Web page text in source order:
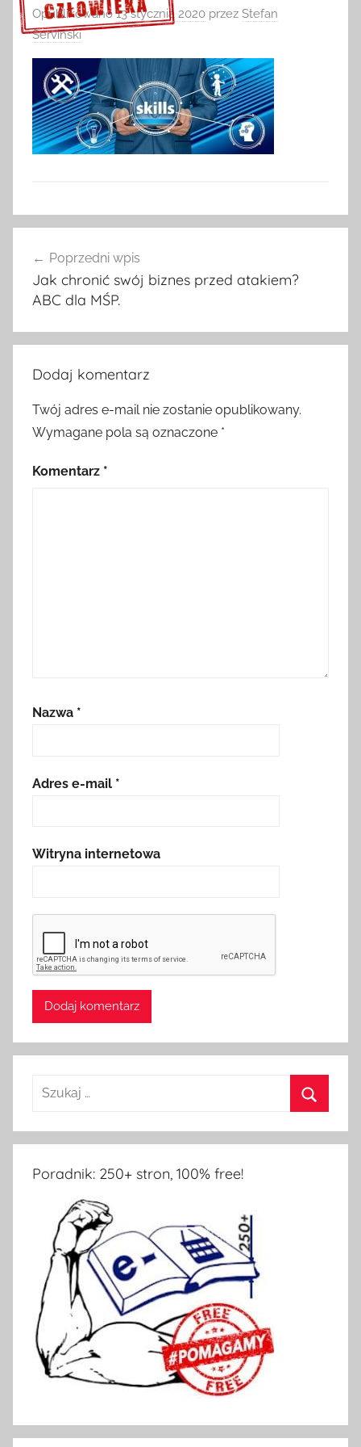
Sprawdź szczegóły >>>
Opublikowano13 stycznia 2020 przez Stefan
Serviński
wpisu
Poprzedni wpis
Jak chronić swój biznes przed atakiem?
ABC dla MŚP.
Dodaj komentarz
Twój adres e-mail nie zostanie opublikowany.
Wymagane pola są oznaczone *
Komentarz *
Nazwa *
Adres e-mail *
Witryna internetowa
Poradnik: 250+ stron, 100% free!